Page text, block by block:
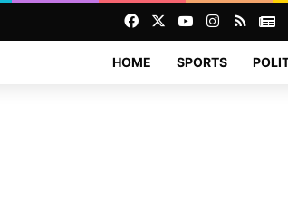
FacebookYouTubeInstagram
RSS
HOME SPORTS